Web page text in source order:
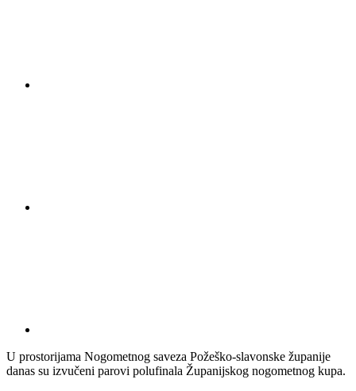
U prostorijama Nogometnog saveza Požeško-slavonske županije
danas su izvučeni parovi polufinala Županijskog nogometnog kupa.